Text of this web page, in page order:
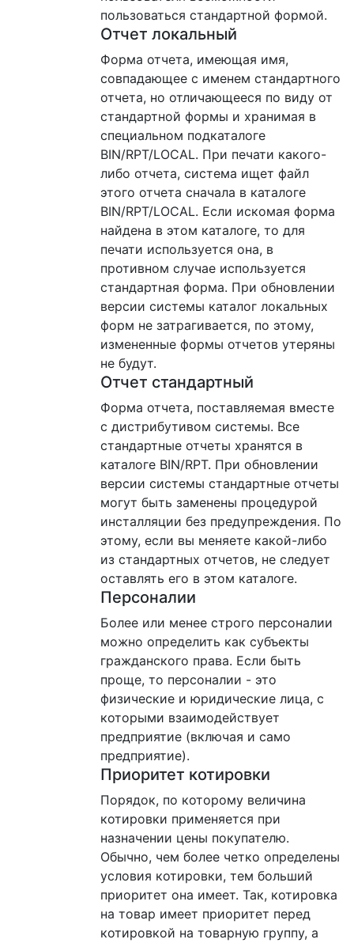
пользоваться стандартной формой.
Отчет локальный
Форма отчета, имеющая имя,
совпадающее с именем стандартного
отчета, но отличающееся по виду от
стандартной формы и хранимая в
специальном подкаталоге
BIN/RPT/LOCAL. При печати какого-
либо отчета, система ищет файл
этого отчета сначала в каталоге
BIN/RPT/LOCAL. Если искомая форма
найдена в этом каталоге, то для
печати используется она, в
противном случае используется
стандартная форма. При обновлении
версии системы каталог локальных
форм не затрагивается, по этому,
измененные формы отчетов утеряны
не будут.
Отчет стандартный
Форма отчета, поставляемая вместе
с дистрибутивом системы. Все
стандартные отчеты хранятся в
каталоге BIN/RPT. При обновлении
версии системы стандартные отчеты
могут быть заменены процедурой
инсталляции без предупреждения. По
этому, если вы меняете какой-либо
из стандартных отчетов, не следует
оставлять его в этом каталоге.
Персоналии
Более или менее строго персоналии
можно определить как субъекты
гражданского права. Если быть
проще, то персоналии - это
физические и юридические лица, с
которыми взаимодействует
предприятие (включая и само
предприятие).
Приоритет котировки
Порядок, по которому величина
котировки применяется при
назначении цены покупателю.
Обычно, чем более четко определены
условия котировки, тем больший
приоритет она имеет. Так, котировка
на товар имеет приоритет перед
котировкой на товарную группу, а